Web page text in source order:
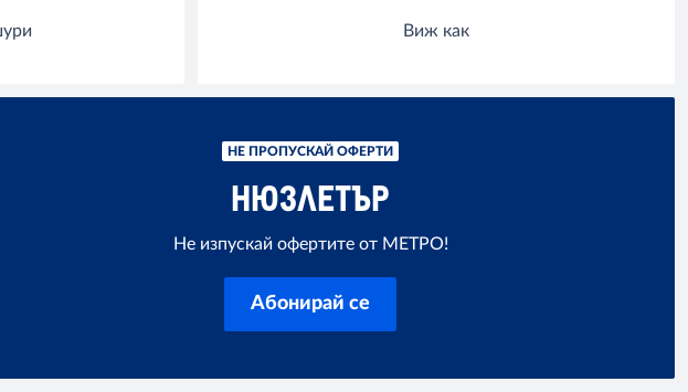
Виж как
НЕ ПРОПУСКАЙ ОФЕРТИ
НЮЗЛЕТЪР
Не изпускай офертите от МЕТРО!
Абонирай се